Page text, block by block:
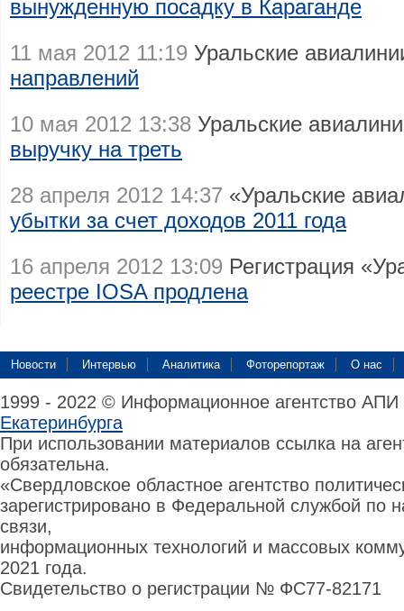
вынужденную посадку в Караганде
11 мая 2012 11:19 Уральские
направлений
10 мая 2012 13:38 Уральские
выручку на треть
28 апреля 2012 14:37 «Уральские
убытки за счет доходов 2011 года
16 апреля 2012 13:09 Регистрация
реестре IOSA продлена
Новости Интервью Аналитика Фоторепортаж О нас
1999 - 2022 © Информационное агентство
Екатеринбурга
При использовании материалов ссылка на
обязательна.
«Свердловское областное агентство
зарегистрировано в Федеральной службой по
связи,
информационных технологий и массовых
2021 года.
Свидетельство о регистрации № ФС77-82171